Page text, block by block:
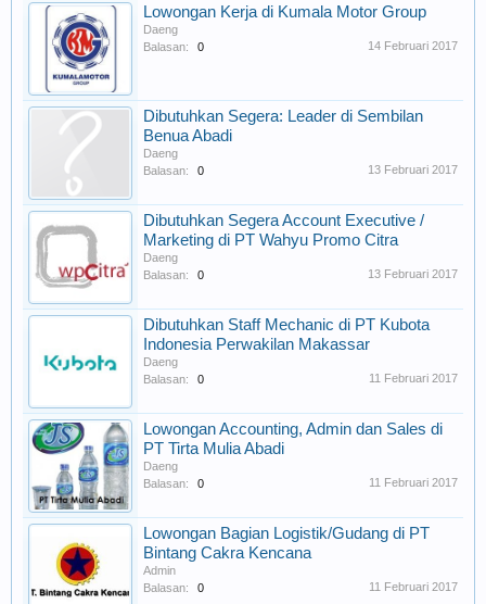
Lowongan Kerja di Kumala Motor Group
Daeng
Balasan:
0 14 Februari 2017
Dibutuhkan Segera: Leader di Sembilan
Benua Abadi
Daeng
Balasan:
0 13 Februari 2017
Dibutuhkan Segera Account Executive /
Marketing di PT Wahyu Promo Citra
Daeng
Balasan:
0 13 Februari 2017
Dibutuhkan Staff Mechanic di PT Kubota
Indonesia Perwakilan Makassar
Daeng
Balasan:
0 11 Februari 2017
Lowongan Accounting, Admin dan Sales di
PT Tirta Mulia Abadi
Daeng
Balasan:
0 11 Februari 2017
Lowongan Bagian Logistik/Gudang di PT
Bintang Cakra Kencana
Admin
Balasan:
0 11 Februari 2017